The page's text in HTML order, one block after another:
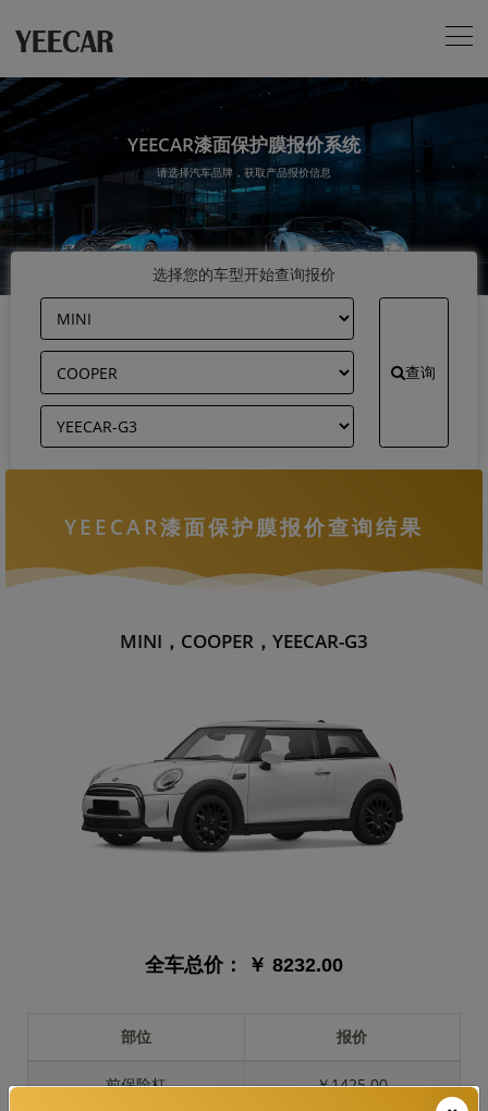
YEECAR漆面保护膜报价系统
请选择汽车品牌，获取产品报价信息
选择您的车型开始查询报价
查询
YEECAR漆面保护膜报价查询结果
MINI，COOPER，YEECAR-G3
全车总价： ￥ 8232.00
部位 报价
前保险杠 ￥1425.00